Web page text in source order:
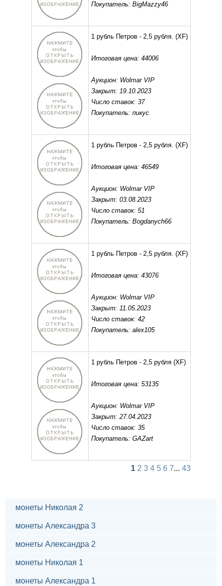
Покупатель: BigMazzy46
1 рубль Петров - 2,5 рубля. (XF)
Итоговая цена: 44006
Аукцион: Wolmar VIP
Закрыт: 19.10.2023
Число ставок: 37
Покупатель: пикус
1 рубль Петров - 2,5 рубля. (XF)
Итоговая цена: 46549
Аукцион: Wolmar VIP
Закрыт: 03.08.2023
Число ставок: 51
Покупатель: Bogdanych66
1 рубль Петров - 2,5 рубля. (XF)
Итоговая цена: 43076
Аукцион: Wolmar VIP
Закрыт: 11.05.2023
Число ставок: 42
Покупатель: alex105
1 рубль Петров - 2,5 рубля (XF)
Итоговая цена: 53135
Аукцион: Wolmar VIP
Закрыт: 27.04.2023
Число ставок: 35
Покупатель: GAZart
1 2 3 4 5 6 7... 43
монеты Николая 2
монеты Александра 3
монеты Александра 2
монеты Николая 1
монеты Александра 1